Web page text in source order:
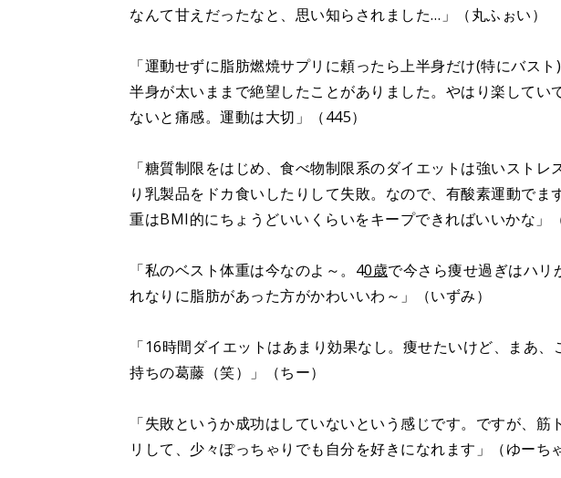
なんて甘えだったなと、思い知らされました…」（丸ふぉい）
「運動せずに脂肪燃焼サプリに頼ったら上半身だけ(特にバス
半身が太いままで絶望したことがありました。やはり楽してい
ないと痛感。運動は大切」（445）
「糖質制限をはじめ、食べ物制限系のダイエットは強いストレ
り乳製品をドカ食いしたりして失敗。なので、有酸素運動でま
重はBMI的にちょうどいいくらいをキープできればいいかな」
「私のベスト体重は今なのよ～。40歳で今さら痩せ過ぎはハリ
れなりに脂肪があった方がかわいいわ～」（いずみ）
「16時間ダイエットはあまり効果なし。痩せたいけど、まあ
持ちの葛藤（笑）」（ちー）
「失敗というか成功はしていないという感じです。ですが、筋
リして、少々ぽっちゃりでも自分を好きになれます」（ゆーち